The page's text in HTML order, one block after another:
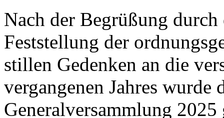
Nach der Begrüßung
Feststellung der
stillen Gedenken an die
vergangenen Jahres wurde
Generalversammlung